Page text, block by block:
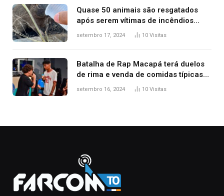
Quase 50 animais são resgatados
após serem vítimas de incêndios
florestais no Tocantins
setembro 17, 2024 10 Visitas
Batalha de Rap Macapá terá duelos
de rima e venda de comidas típicas
no Mercado Central
setembro 16, 2024 10 Visitas